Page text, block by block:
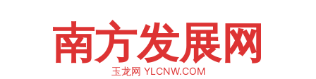
南方发展网
玉龙网 YLCNW.COM